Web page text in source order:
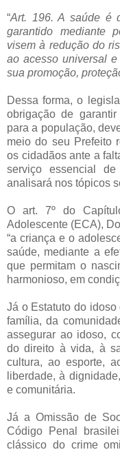
“Art. 196. A saúde é
garantido mediante
visem à redução do
ao acesso universal
sua promoção,
Dessa forma, o
obrigação de
para a população,
meio do seu Prefeito
os cidadãos ante a
serviço essencial
analisará nos tópicos
O art. 7º do
Adolescente (ECA),
“a criança e o
saúde, mediante a
que permitam o
harmonioso, em
Já o Estatuto do
família, da
assegurar ao idoso,
do direito à vida, à
cultura, ao esporte,
liberdade, à
e comunitária.
Já a Omissão de
Código Penal
clássico do crime